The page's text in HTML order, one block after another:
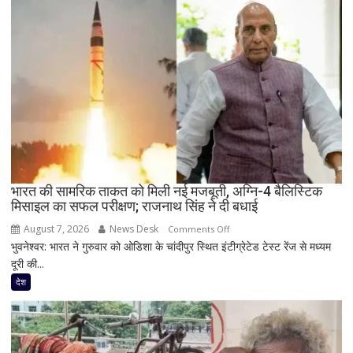
बड़ा
ऐलान,
1.60
लाख
गोविंदाओं
को
मिलेगा
10
लाख
तक
का
बीमा
कवर
भारत की सामरिक ताकत को मिली नई मजबूती, अग्नि-4 बैलिस्टिक
मिसाइल का सफल परीक्षण; राजनाथ सिंह ने दी बधाई
August 7, 2026 News Desk Comments Offon
भारत
मिली
नई
भुवनेश्वर: भारत ने गुरुवार को ओडिशा के चांदीपुर स्थित इंटीग्रेटेड टेस्ट रेंज से मध्यम
दूरी की...
देश